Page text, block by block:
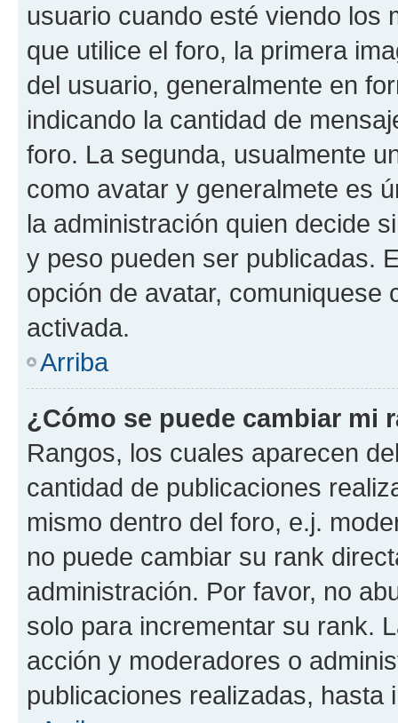
usuario cuando esté viendo los
que utilice el foro, la primera
del usuario, generalmente en
indicando la cantidad de
foro. La segunda, usualmente
como avatar y generalmete es
la administración quien decide
y peso pueden ser publicadas.
opción de avatar, comuniquese
activada.
Arriba
¿Cómo se puede cambiar mi
Rangos, los cuales aparecen
cantidad de publicaciones
mismo dentro del foro, e.j.
no puede cambiar su rank
administración. Por favor, no
solo para incrementar su rank.
acción y moderadores o
publicaciones realizadas, hasta